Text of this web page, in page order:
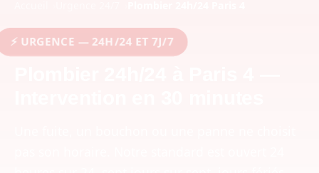
⚡ URGENCE — 24H/24 ET 7J/7